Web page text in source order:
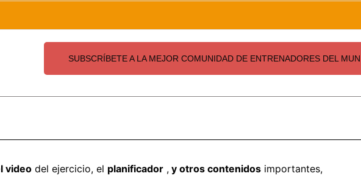
SUBSCRÍBETE A LA MEJOR COMUNIDAD DE ENTRENADORES DEL
videodel ejercicio, el planificador,y otros contenidosimportantes,